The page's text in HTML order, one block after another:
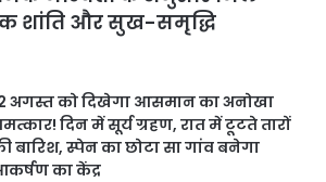
शांति और सुख-समृद्धि
अगस्त को दिखेगा आसमान का अनोखा
दिन में सूर्य ग्रहण, रात में टूटते तारों
बारिश, स्पेन का छोटा सा गांव बनेगा
का केंद्र